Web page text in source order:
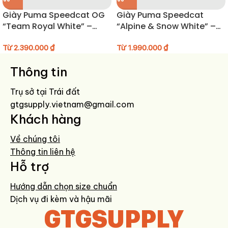
HƯỚNG DẪN BẢO QUẢN GIÀY
Vệ sinh bằng khăn ẩm hoặc bàn chải mềm.
Không phơi nắng gắt để giữ chất lượng mesh và đế.
Bảo quản nơi khô thoáng, nhét thêm giấy để giữ form.
Giày Puma Speedcat OG
“Team Royal White” –
Từ2.390.000₫
Giày Puma Speedcat
“Alpine & Snow White” –
Từ1.990.000₫
Thông tin
Trụ sở tại Trái đất
gtgsupply.vietnam@gmail.com
Khách hàng
Về chúng tôi
Thông tin liên hệ
Hỗ trợ
Hướng dẫn chọn size chuẩn
Dịch vụ đi kèm và hậu mãi
GTGSUPPLY